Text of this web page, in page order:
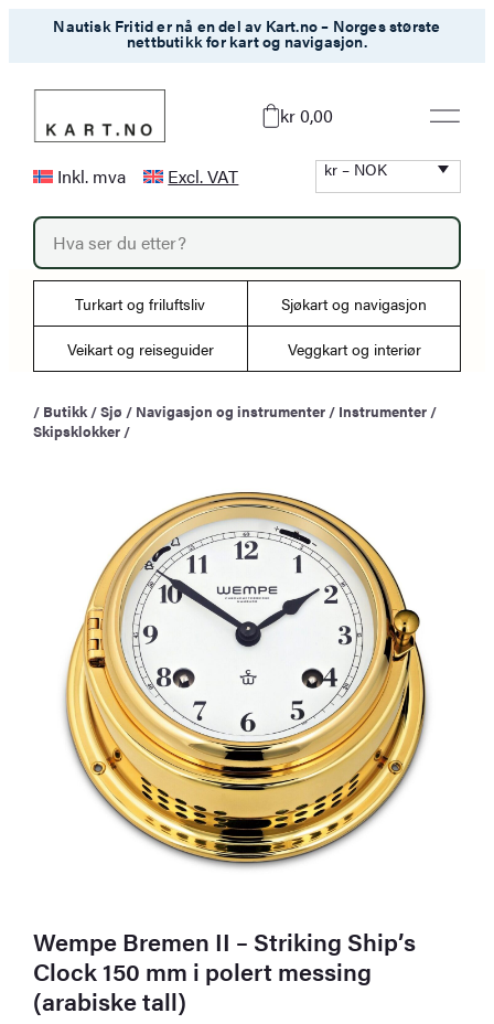
Nautisk Fritid er nå en del av Kart.no – Norges største
nettbutikk for kart og navigasjon.
kr 0,00
Inkl. mva Excl. VAT kr – NOK
P
o
d
t
r
c
Turkart og friluftsliv Sjøkart og navigasjon
Veikart og reiseguider Veggkart og interiør
/ Butikk /Sjø / Navigasjon og instrumenter / Instrumenter /
Skipsklokker /
Wempe Bremen II – Striking Ship’s
Clock 150 mm i polert messing
(arabiske tall)